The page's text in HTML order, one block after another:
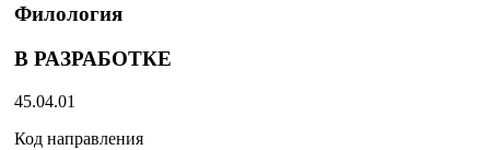
Филология
В РАЗРАБОТКЕ
45.04.01
Код направления